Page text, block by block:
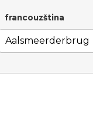
francouzština